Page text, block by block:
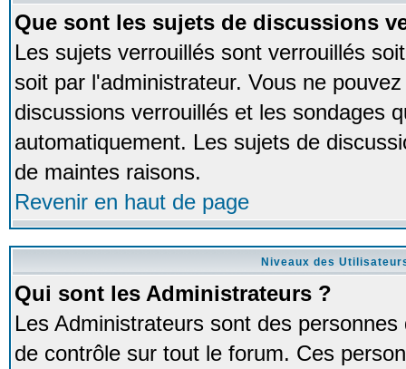
Que sont les sujets de discussions
Les sujets verrouillés sont verrouillés
soit par l'administrateur. Vous ne
discussions verrouillés et les sondages
automatiquement. Les sujets de
de maintes raisons.
Revenir en haut de page
Niveaux des
Qui sont les Administrateurs ?
Les Administrateurs sont des
de contrôle sur tout le forum. Ces